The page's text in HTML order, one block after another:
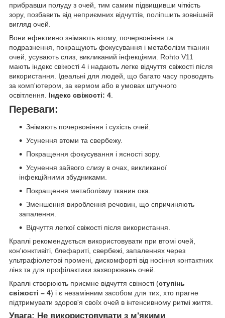
прибравши полуду з очей, тим самим підвищивши чіткість
зору, позбавить від неприємних відчуттів, поліпшить зовнішній
вигляд очей.
Вони ефективно знімають втому, почервоніння та
подразнення, покращують фокусування і метаболізм тканин
очей, усувають слиз, викликаний інфекціями. Rohto V11
мають індекс свіжості 4 і надають легке відчуття свіжості після
використання. Ідеальні для людей, що багато часу проводять
за комп'ютером, за кермом або в умовах штучного
освітлення. Індекс свіжості: 4
Переваги:
Знімають почервоніння і сухість очей.
Усунення втоми та свербежу.
Покращення фокусування і ясності зору.
Усунення зайвого слизу в очах, викликаної
інфекційними збудниками.
Покращення метаболізму тканин ока.
Зменшення вироблення речовин, що спричиняють
запалення.
Відчуття легкої свіжості після використання.
Краплі рекомендується використовувати при втомі очей,
кон'юнктивіті, блефариті, свербежі, запаленнях через
ультрафіолетові промені, дискомфорті від носіння контактних
лінз та для профілактики захворювань очей.
Краплі створюють приємне відчуття свіжості (ступінь
свіжості – 4) і є незамінним засобом для тих, хто прагне
підтримувати здоров'я своїх очей в інтенсивному ритмі життя.
Увага: Не використовувати з м'якими